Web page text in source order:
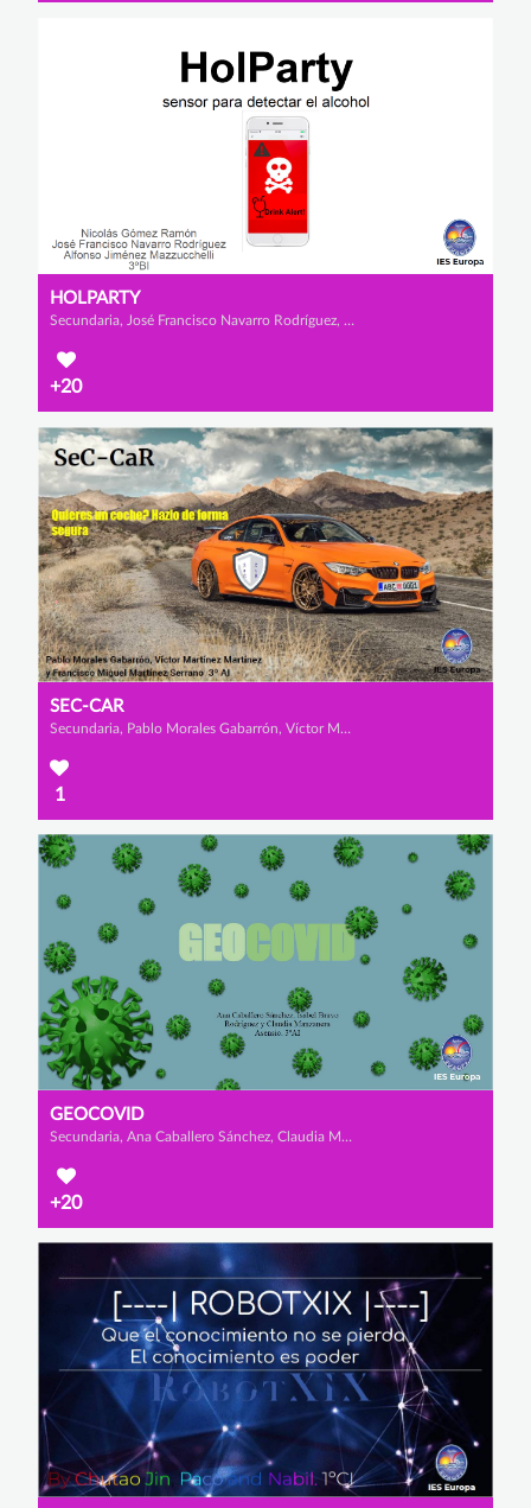
HOLPARTY
Secundaria, José Francisco Navarro Rodríguez, Nicolás Gómez Ramón y Alfonso Jiménez Mazzucchelli
+20
SEC-CAR
Secundaria, Pablo Morales Gabarrón, Víctor Martínez Martínez y Francisco Miguel Martínez Serrano
1
GEOCOVID
Secundaria, Ana Caballero Sánchez, Claudia Manzanera Asensio y Isabel Bravo Rodríguez
+20